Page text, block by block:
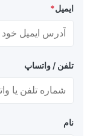
*
تلفن / واتساپ